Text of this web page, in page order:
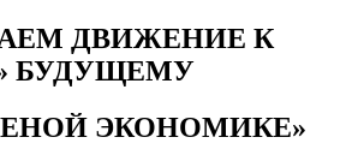
ДВИЖЕНИЕ К
БУДУЩЕМУ
ЭКОНОМИКЕ»